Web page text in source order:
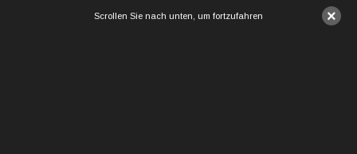
×
Scrollen Sie nach unten, um fortzufahren